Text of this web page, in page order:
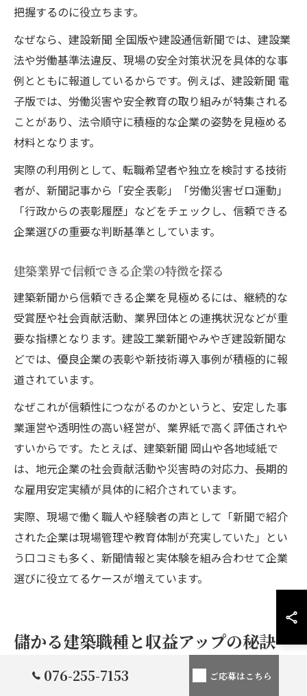
把握するのに役立ちます。
なぜなら、建設新聞 全国版や建設通信新聞では、建設業
法や労働基準法違反、現場の安全対策状況を具体的な事
例とともに報道しているからです。例えば、建設新聞 電
子版では、労働災害や安全教育の取り組みが特集される
ことがあり、法令順守に積極的な企業の姿勢を見極める
材料となります。
実際の利用例として、転職希望者や独立を検討する技術
者が、新聞記事から「安全表彰」「労働災害ゼロ運動」
「行政からの表彰履歴」などをチェックし、信頼できる
企業選びの重要な判断基準としています。
建築業界で信頼できる企業の特徴を探る
建築新聞から信頼できる企業を見極めるには、継続的な
受賞歴や社会貢献活動、業界団体との連携状況などが重
要な指標となります。建設工業新聞やみやぎ建設新聞な
どでは、優良企業の表彰や新技術導入事例が積極的に報
道されています。
なぜこれが信頼性につながるのかというと、安定した事
業運営や透明性の高い経営が、業界紙で高く評価されや
すいからです。たとえば、建築新聞 岡山や各地域紙で
は、地元企業の社会貢献活動や災害時の対応力、長期的
な雇用安定実績が具体的に紹介されています。
実際、現場で働く職人や経験者の声として「新聞で紹介
された企業は現場管理や教育体制が充実していた」とい
う口コミも多く、新聞情報と実体験を組み合わせて企業
選びに役立てるケースが増えています。
儲かる建築職種と収益アップの秘訣
076-255-7153 ご応募はこちら